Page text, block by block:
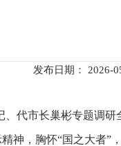
发布日期： 2026-
、代市长巢彬专题调
神，胸怀“国之大者